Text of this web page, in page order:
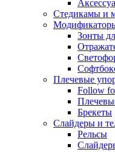
Стедикамы и
Зонты
Плечевые
Follow
Брекеты
Слайдеры и
Рельсы